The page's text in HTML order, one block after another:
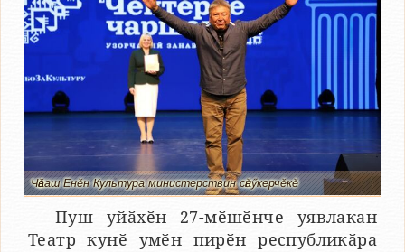
Чӑваш Енӗн Культура министерствин сӑнӳкерчӗкӗ
Пуш уйӑхӗн 27-мӗшӗнче уявлакан
Театр кунӗ умӗн пирӗн республикӑра